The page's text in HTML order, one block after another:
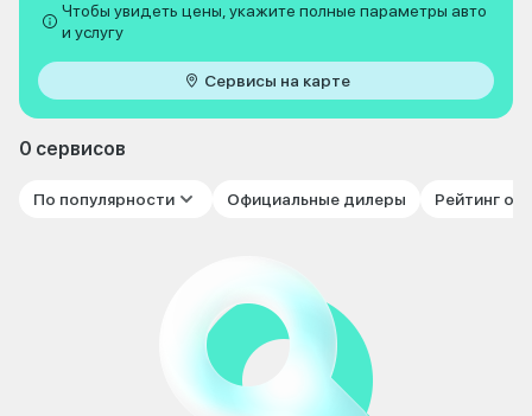
Чтобы увидеть цены, укажите полные параметры авто
и услугу
Сервисы на карте
0 сервисов
По популярности Официальные дилеры Рейтинг